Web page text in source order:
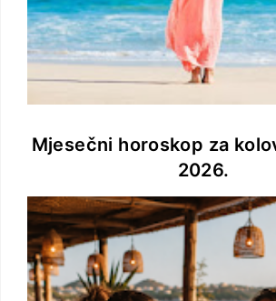
Mjesečni horoskop za
2026.